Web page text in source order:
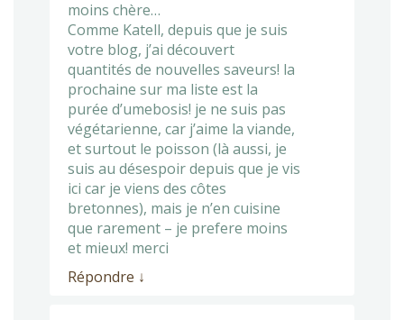
moins chère…
Comme Katell, depuis que je suis
votre blog, j’ai découvert
quantités de nouvelles saveurs! la
prochaine sur ma liste est la
purée d’umebosis! je ne suis pas
végétarienne, car j’aime la viande,
et surtout le poisson (là aussi, je
suis au désespoir depuis que je vis
ici car je viens des côtes
bretonnes), mais je n’en cuisine
que rarement – je prefere moins
et mieux! merci
Répondre ↓